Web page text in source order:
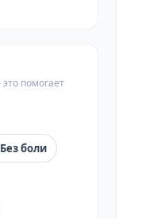
помогает
Без боли